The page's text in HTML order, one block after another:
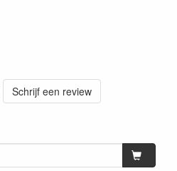
Schrijf een review